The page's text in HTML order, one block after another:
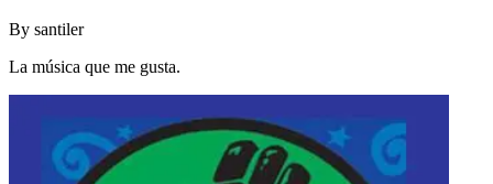
By santiler
La música que me gusta.